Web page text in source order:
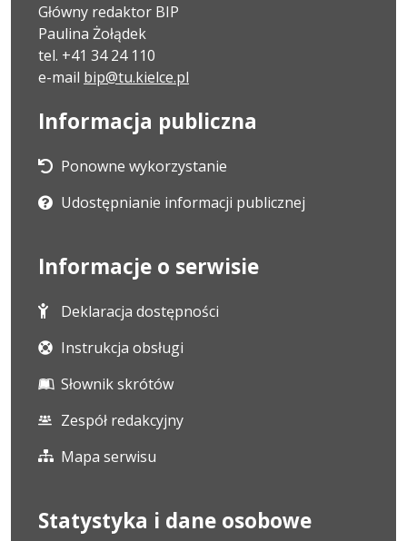
Główny redaktor BIP
Paulina Żołądek
tel. +41 34 24 110
e-mail bip@tu.kielce.pl
Informacja publiczna
Ponowne wykorzystanie
Udostępnianie informacji publicznej
Informacje o serwisie
Deklaracja dostępności
Instrukcja obsługi
Słownik skrótów
Zespół redakcyjny
Mapa serwisu
Statystyka i dane osobowe